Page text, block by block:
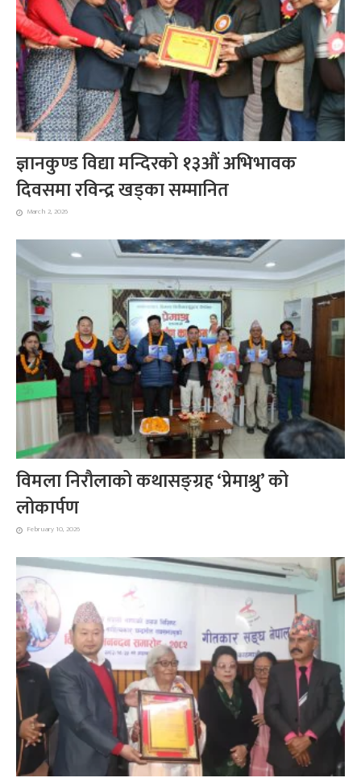
ज्ञानकुण्ड विद्या मन्दिरको १३औं अभिभावक
दिवसमा रविन्द्र खड्का सम्मानित
March 2, 2026
विमला निरौलाको कथासङ्ग्रह ‘प्रेमाश्रु’ को
लोकार्पण
February 10, 2026